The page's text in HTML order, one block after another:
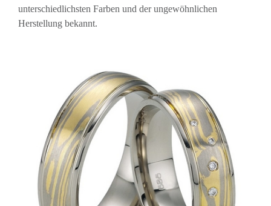
unterschiedlichsten Farben und der ungewöhnlichen
Herstellung bekannt.